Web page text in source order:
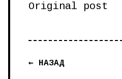
Original post
← НАЗАД